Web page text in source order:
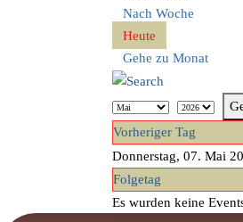
Nach Woche
Heute
Gehe zu Monat
Vorheriger Tag
Donnerstag, 07. Mai
Folgetag
Es wurden keine